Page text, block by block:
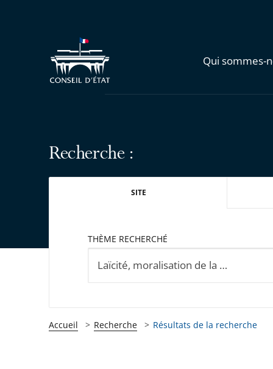
Qui sommes-
Recherche :
SITE
THÈME RECHERCHÉ
Accueil Recherche Résultats de la recherche